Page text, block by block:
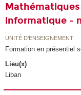
informatique -
UNITÉ D’ENSEIGNEMENT
Formation en présentiel
Lieu(x)
Liban